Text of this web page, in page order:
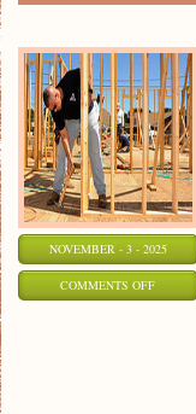
NOVEMBER - 3 - 2025
COMMENTS OFFON